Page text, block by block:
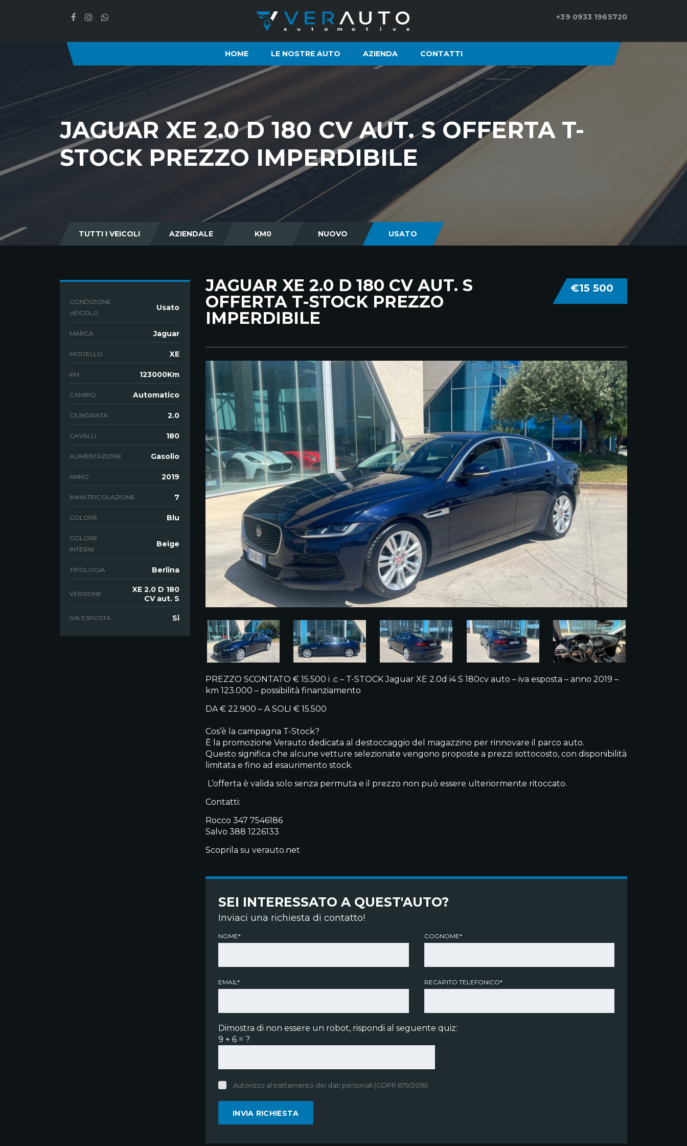
+39 0933 1965720
HOME LE NOSTRE AUTO AZIENDA CONTATTI
JAGUAR XE 2.0 D 180 CV AUT. S OFFERTA T-
STOCK PREZZO IMPERDIBILE
TUTTI I VEICOLI AZIENDALE KM0 NUOVO USATO
€15 500
JAGUAR XE 2.0 D 180 CV AUT. S
OFFERTA T-STOCK PREZZO
IMPERDIBILE
PREZZO SCONTATO € 15.500 i .c – T-STOCK Jaguar XE 2.0d i4 S 180cv auto – iva esposta – anno 2019 –
km 123.000 – possibilità finanziamento
DA € 22.900 – A SOLI € 15.500
Cos’è la campagna T-Stock?
È la promozione Verauto dedicata al destoccaggio del magazzino per rinnovare il parco auto.
Questo significa che alcune vetture selezionate vengono proposte a prezzi sottocosto, con disponibilità
limitata e fino ad esaurimento stock.
️ L’offerta è valida solo senza permuta e il prezzo non può essere ulteriormente ritoccato.
Contatti:
Rocco 347 7546186
Salvo 388 1226133
Scoprila su verauto.net
SEI INTERESSATO A QUEST'AUTO?
Inviaci una richiesta di contatto!
NOME*
EMAIL*
COGNOME*
RECAPITO TELEFONICO*
Dimostra di non essere un robot, rispondi al seguente quiz:
9 + 6 = ?
Autorizzo al trattamento dei dati personali (GDPR 679/2016)
CONDIZIONE
VEICOLO
Usato
MARCA Jaguar
MODELLO XE
KM 123000Km
CAMBIO Automatico
CILINDRATA 2.0
CAVALLI 180
ALIMENTAZIONE Gasolio
ANNO 2019
IMMATRICOLAZIONE 7
COLORE Blu
COLORE
INTERNI
Beige
TIPOLOGIA Berlina
VERSIONE
XE 2.0 D 180
CV aut. S
IVA ESPOSTA Si